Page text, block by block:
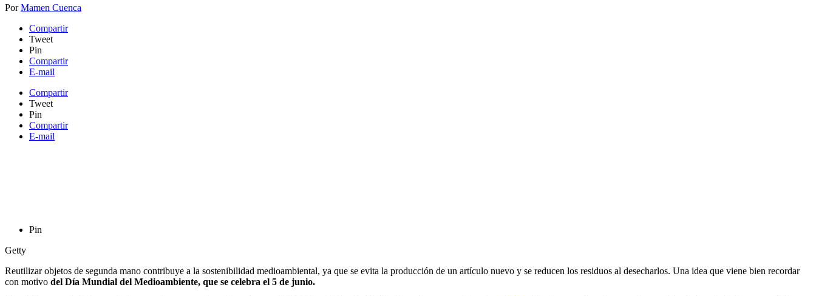
PorMamen Cuenca
Compartir
Tweet
Pin
Compartir
E-mail
Compartir
Tweet
Pin
Compartir
E-mail
Pin
Getty
Reutilizar objetos de segunda mano contribuye a la sostenibilidad medioambiental, ya que se evita la producción de un artículo nuevo y se reducen los residuos al desecharlos. Una idea que viene bien recordar
con motivo del Día Mundial del Medioambiente, que se celebra el 5 de junio.